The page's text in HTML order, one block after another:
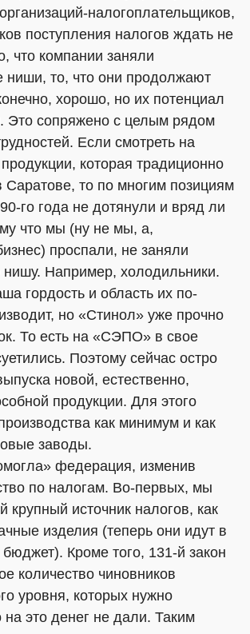
налогоплательщиков,
поступления налогов ждать не
что компании заняли
ниши, то, что они продолжают
хорошо, но их потенциал
Это сопряжено с целым рядом
Если смотреть на
которая традиционно
Саратове, то по многим позициям
го года не дотянули и вряд ли
что мы (ну не мы, а,
проспали, не заняли
Например, холодильники.
гордость и область их по-
но «Стинол» уже прочно
То есть на «СЭПО» в свое
Поэтому сейчас остро
новой, естественно,
продукции. Для этого
как минимум и как
заводы.
федерация, изменив
по налогам. Во-первых, мы
крупный источник налогов, как
изделия (теперь они идут в
Кроме того, 131-й закон
количество чиновников
уровня, которых нужно
это денег не дали. Таким